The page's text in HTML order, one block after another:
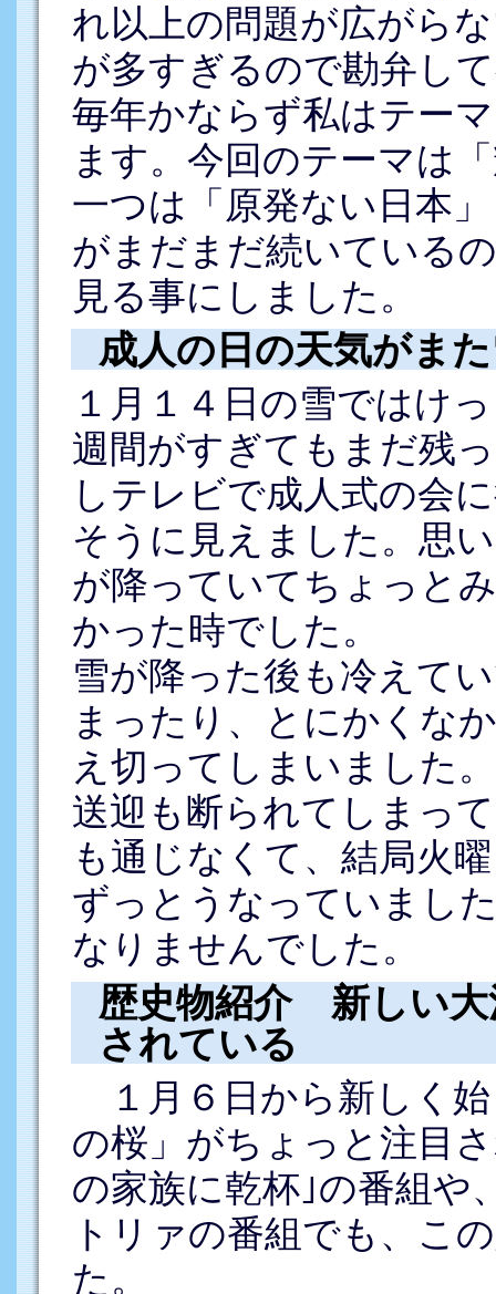
れ以上の問題が広がら
が多すぎるので勘弁し
毎年かならず私はテー
ます。今回のテーマは
一つは「原発ない日本
がまだまだ続いている
見る事にしました。
成人の日の天気がま
１月１４日の雪ではけ
週間がすぎてもまだ残
しテレビで成人式の会
そうに見えました。思
が降っていてちょっと
かった時でした。
雪が降った後も冷えて
まったり、とにかくな
え切ってしまいました
送迎も断られてしまっ
も通じなくて、結局火
ずっとうなっていまし
なりませんでした。
歴史物紹介 新しい大
されている
１月６日から新しく
の桜」がちょっと注目
の家族に乾杯｣の番組や
トリァの番組でも、こ
た。